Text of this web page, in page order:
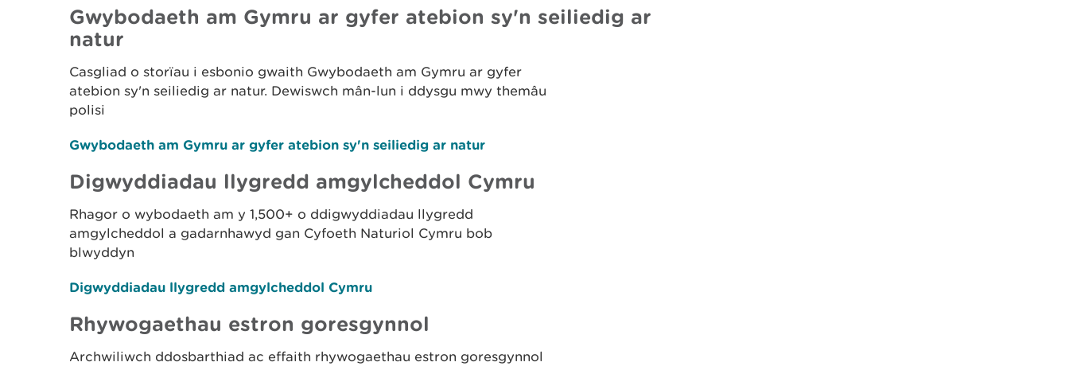
Gwybodaeth am Gymru ar gyfer atebion sy'n seiliedig ar
natur
Casgliad o storïau i esbonio gwaith Gwybodaeth am Gymru ar gyfer
atebion sy'n seiliedig ar natur. Dewiswch mân-lun i ddysgu mwy themâu
polisi
Gwybodaeth am Gymru ar gyfer atebion sy'n seiliedig ar natur
Digwyddiadau llygredd amgylcheddol Cymru
Rhagor o wybodaeth am y 1,500+ o ddigwyddiadau llygredd
amgylcheddol a gadarnhawyd gan Cyfoeth Naturiol Cymru bob
blwyddyn
Digwyddiadau llygredd amgylcheddol Cymru
Rhywogaethau estron goresgynnol
Archwiliwch ddosbarthiad ac effaith rhywogaethau estron goresgynnol